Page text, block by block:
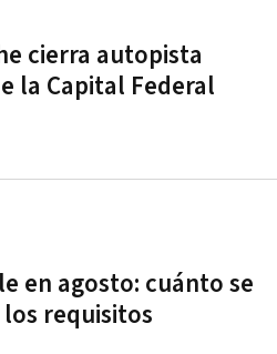
cierra autopista
la Capital Federal
en agosto: cuánto se
requisitos